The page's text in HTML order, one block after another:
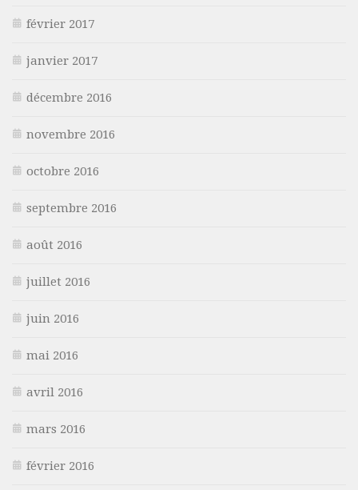
février 2017
janvier 2017
décembre 2016
novembre 2016
octobre 2016
septembre 2016
août 2016
juillet 2016
juin 2016
mai 2016
avril 2016
mars 2016
février 2016